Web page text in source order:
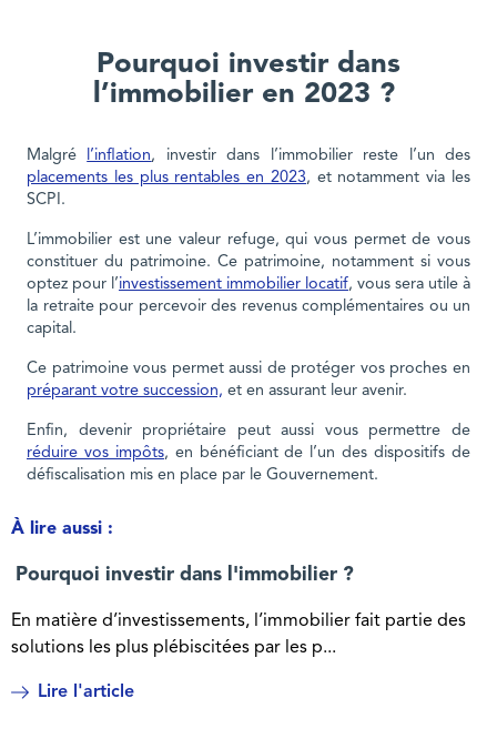
Pourquoi investir dans
l’immobilier en 2023 ?
Malgré l’inflation, investir dans l’immobilier reste l’un des
placements les plus rentables en 2023, et notamment via les
SCPI.
L’immobilier est une valeur refuge, qui vous permet de vous
constituer du patrimoine. Ce patrimoine, notamment si vous
optez pour l’investissement immobilier locatif, vous sera utile à
la retraite pour percevoir des revenus complémentaires ou un
capital.
Ce patrimoine vous permet aussi de protéger vos proches en
préparant votre succession, et en assurant leur avenir.
Enfin, devenir propriétaire peut aussi vous permettre de
réduire vos impôts, en bénéficiant de l’un des dispositifs de
défiscalisation mis en place par le Gouvernement.
À lire aussi :
Pourquoi investir dans l'immobilier ?
En matière d’investissements, l’immobilier fait partie des
solutions les plus plébiscitées par les p...
Lire l'article